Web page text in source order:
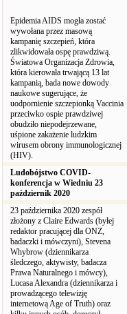
Epidemia AIDS mogła zostać
wywołana przez masową
kampanię szczepień, która
zlikwidowała ospę prawdziwą.
Światowa Organizacja Zdrowia,
która kierowała trwającą 13 lat
kampanią, bada nowe dowody
naukowe sugerujące, że
uodpornienie szczepionką Vaccinia
przeciwko ospie prawdziwej
obudziło niepodejrzewane,
uśpione zakażenie ludzkim
wirusem obrony immunologicznej
(HIV).
Ludobójstwo COVID-
konferencja w Wiedniu 23
październik 2020
23 października 2020 zespół
złożony z Claire Edwards (byłej
redaktor pracującej dla ONZ,
badaczki i mówczyni), Stevena
Whybrow (dziennikarza
śledczego, aktywisty, badacza
Prawa Naturalnego i mówcy),
Lucasa Alexandra (dziennikarza i
prowadzącego telewizję
internetową Age of Truth) oraz